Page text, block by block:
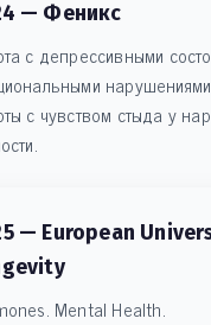
— Феникс
с депрессивными
с чувством стыда у
— European
Mental Health.